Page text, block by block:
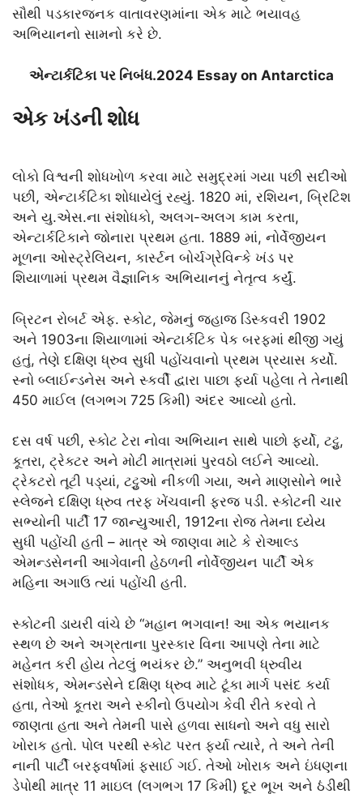
સૌથી પડકારજનક વાતાવરણમાંના એક માટે ભયાવહ
અભિયાનનો સામનો કરે છે.
એન્ટાર્કટિકા પર નિબંધ.2024 Essay on Antarctica
એક ખંડની શોધ
લોકો વિશ્વની શોધખોળ કરવા માટે સમુદ્રમાં ગયા પછી સદીઓ
પછી, એન્ટાર્કટિકા શોધાયેલું રહ્યું. 1820 માં, રશિયન, બ્રિટિશ
અને યુ.એસ.ના સંશોધકો, અલગ-અલગ કામ કરતા,
એન્ટાર્કટિકાને જોનારા પ્રથમ હતા. 1889 માં, નોર્વેજીયન
મૂળના ઓસ્ટ્રેલિયન, કાર્સ્ટન બોર્ચગ્રેવિન્કે ખંડ પર
શિયાળામાં પ્રથમ વૈજ્ઞાનિક અભિયાનનું નેતૃત્વ કર્યું.
બ્રિટન રોબર્ટ એફ. સ્કોટ, જેમનું જહાજ ડિસ્કવરી 1902
અને 1903ના શિયાળામાં એન્ટાર્કટિક પેક બરફમાં થીજી ગયું
હતું, તેણે દક્ષિણ ધ્રુવ સુધી પહોંચવાનો પ્રથમ પ્રયાસ કર્યો.
સ્નો બ્લાઈન્ડનેસ અને સ્કર્વી દ્વારા પાછા ફર્યા પહેલા તે તેનાથી
450 માઈલ (લગભગ 725 કિમી) અંદર આવ્યો હતો.
દસ વર્ષ પછી, સ્કોટ ટેરા નોવા અભિયાન સાથે પાછો ફર્યો, ટટ્ટુ,
કૂતરા, ટ્રેક્ટર અને મોટી માત્રામાં પુરવઠો લઈને આવ્યો.
ટ્રેકટરો તૂટી પડ્યાં, ટટ્ટુઓ નીકળી ગયા, અને માણસોને ભારે
સ્લેજને દક્ષિણ ધ્રુવ તરફ ખેંચવાની ફરજ પડી. સ્કોટની ચાર
સભ્યોની પાર્ટી 17 જાન્યુઆરી, 1912ના રોજ તેમના ધ્યેય
સુધી પહોંચી હતી – માત્ર એ જાણવા માટે કે રોઆલ્ડ
એમન્ડસેનની આગેવાની હેઠળની નોર્વેજીયન પાર્ટી એક
મહિના અગાઉ ત્યાં પહોંચી હતી.
સ્કોટની ડાયરી વાંચે છે “મહાન ભગવાન! આ એક ભયાનક
સ્થળ છે અને અગ્રતાના પુરસ્કાર વિના આપણે તેના માટે
મહેનત કરી હોય તેટલું ભયંકર છે.” અનુભવી ધ્રુવીય
સંશોધક, એમન્ડસેને દક્ષિણ ધ્રુવ માટે ટૂંકા માર્ગ પસંદ કર્યા
હતા, તેઓ કૂતરા અને સ્કીનો ઉપયોગ કેવી રીતે કરવો તે
જાણતા હતા અને તેમની પાસે હળવા સાધનો અને વધુ સારો
ખોરાક હતો. પોલ પરથી સ્કોટ પરત ફર્યા ત્યારે, તે અને તેની
નાની પાર્ટી બરફવર્ષામાં ફસાઈ ગઈ. તેઓ ખોરાક અને ઇંધણના
ડેપોથી માત્ર 11 માઇલ (લગભગ 17 કિમી) દૂર ભૂખ અને ઠંડીથી